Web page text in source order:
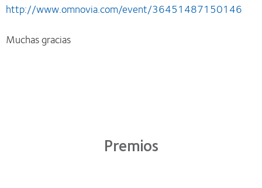
http://www.omnovia.com/event/36451487150146
Muchas gracias
Premios